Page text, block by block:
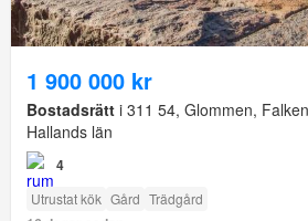
1 900 000 kr
Bostadsrätt i 311 54, Glommen,
Hallands län
4
Utrustat kök Gård Trädgård